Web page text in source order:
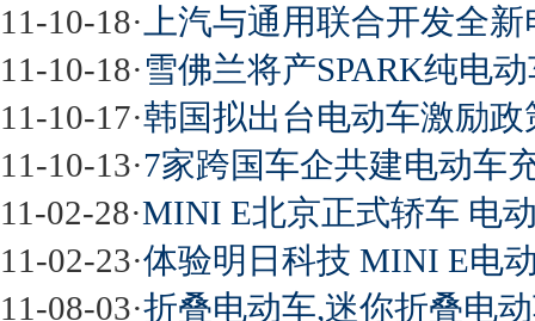
11-10-18· 上汽与通用联合开发全
11-10-18·雪佛兰将产SPARK纯电
11-10-17·韩国拟出台电动车激励政
11-10-13·7家跨国车企共建电动车
11-02-28·MINI E北京正式轿车 电
11-02-23·体验明日科技 MINI E电
11-08-03·折叠电动车,迷你折叠电